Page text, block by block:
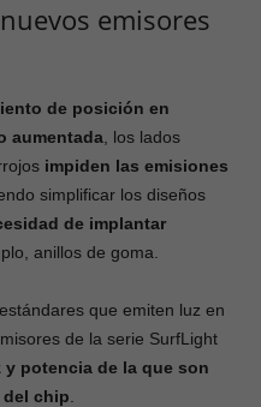
emisores
de posición en
aumentada , los lados
impiden las emisiones
simplificar los diseños
de implantar
anillos de goma.
que emiten luz en
de la serie SurfLight
potencia de la que son
del chip